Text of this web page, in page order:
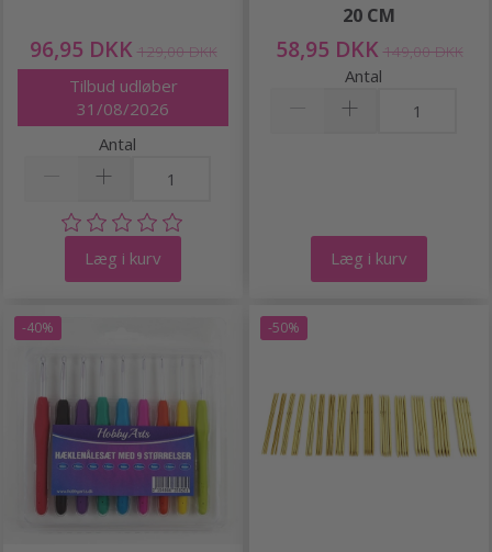
96,95 DKK 129,00 DKK
Tilbud udløber
31/08/2026
Antal
Læg i kurv
20 CM
58,95 DKK 149,00 DKK
Antal
Læg i kurv
-40% -50%